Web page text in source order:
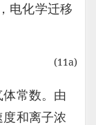
电化学迁移
(11a)
体常数。由
和离子浓